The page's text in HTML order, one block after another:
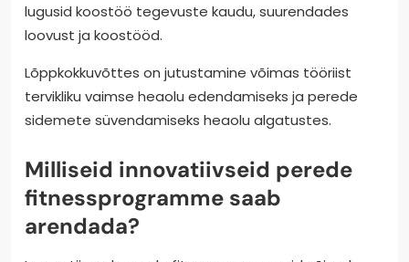
lugusid koostöö tegevuste kaudu, suurendades
loovust ja koostööd.
Lõppkokkuvõttes on jutustamine võimas tööriist
tervikliku vaimse heaolu edendamiseks ja perede
sidemete süvendamiseks heaolu algatustes.
Milliseid innovatiivseid perede
fitnessprogramme saab
arendada?